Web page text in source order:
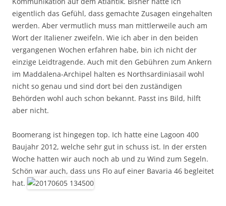
eigentlich das Gefühl, dass gemachte Zusagen eingehalten
werden. Aber vermutlich muss man mittlerweile auch am
Wort der Italiener zweifeln. Wie ich aber in den beiden
vergangenen Wochen erfahren habe, bin ich nicht der
einzige Leidtragende. Auch mit den Gebühren zum Ankern
im Maddalena-Archipel halten es Northsardiniasail wohl
nicht so genau und sind dort bei den zuständigen
Behörden wohl auch schon bekannt. Passt ins Bild, hilft
aber nicht.
Boomerang ist hingegen top. Ich hatte eine Lagoon 400
Baujahr 2012, welche sehr gut in schuss ist. In der ersten
Woche hatten wir auch noch ab und zu Wind zum Segeln.
Schön war auch, dass uns Flo auf einer Bavaria 46 begleitet
hat.